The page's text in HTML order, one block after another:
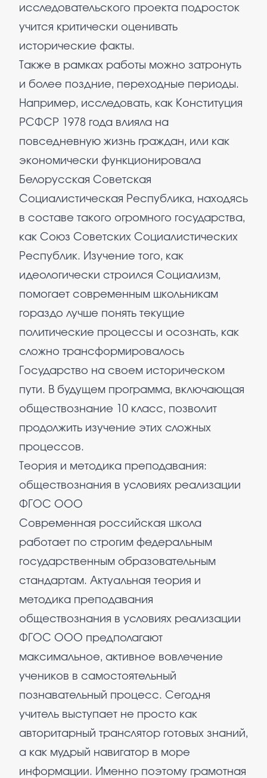
исследовательского проекта подросток
учится критически оценивать
исторические факты.
Также в рамках работы можно затронуть
и более поздние, переходные периоды.
Например, исследовать, как Конституция
РСФСР 1978 года влияла на
повседневную жизнь граждан, или как
экономически функционировала
Белорусская Советская
Социалистическая Республика, находясь
в составе такого огромного государства,
как Союз Советских Социалистических
Республик. Изучение того, как
идеологически строился Социализм,
помогает современным школьникам
гораздо лучше понять текущие
политические процессы и осознать, как
сложно трансформировалось
Государство на своем историческом
пути. В будущем программа, включающая
обществознание 10 класс, позволит
продолжить изучение этих сложных
процессов.
Теория и методика преподавания:
обществознания в условиях реализации
ФГОС ООО
Современная российская школа
работает по строгим федеральным
государственным образовательным
стандартам. Актуальная теория и
методика преподавания
обществознания в условиях реализации
ФГОС ООО предполагают
максимальное, активное вовлечение
учеников в самостоятельный
познавательный процесс. Сегодня
учитель выступает не просто как
авторитарный транслятор готовых знаний,
а как мудрый навигатор в море
информации. Именно поэтому грамотная